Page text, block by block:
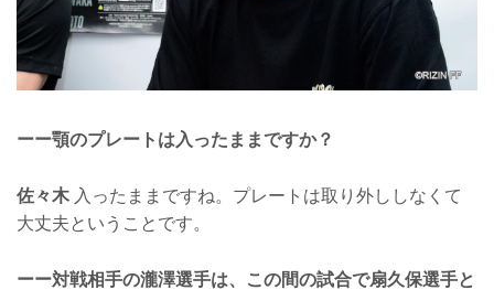
ーー顎のプレートは入ったままですか？
佐々木 入ったままですね。プレートは取り外ししなくて
大丈夫ということです。
ーー対戦相手の瀧澤選手は、この間の試合で扇久保選手と